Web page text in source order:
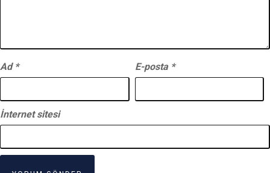
Ad * E-posta *
İnternet sitesi